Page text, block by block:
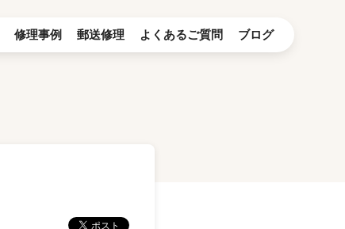
修理事例 郵送修理 よくあるご質問 ブログ